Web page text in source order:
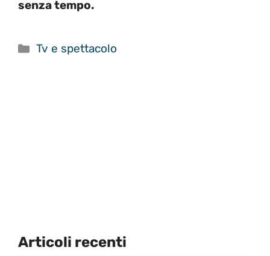
senza tempo.
Categorie
Tv e spettacolo
Articoli recenti